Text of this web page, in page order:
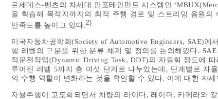
르세데스-벤츠의 차세대 인포테인먼트 시스템인
을 학습해 목적지까지의 최적 주행 경로 및 스트리밍 음원
만족도를 높이고 있다.2)
미국자동차공학회(Society of Automotive Engineers, SAE)에
행 레벨의 구분을 위한 분류 체계 및 정의를 논의해왔다.
적운전작업(Dynamic Driving Task, DDT)의 자동화 정도에
루어진 레벨 5까지 총 여섯 단계로 나누었는데, 단계별로 자
의 수행 역할이 변화하는 것을 확인할 수 있다. 이에 대한 자
자율주행이 고도화되면서 차량의 라이다, 레이더, 카메라와